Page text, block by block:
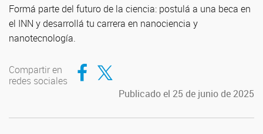
Formá parte del futuro de la ciencia: postulá a una beca en
el INN y desarrollá tu carrera en nanociencia y
nanotecnología.
Compartir en
redes sociales
Compartir en Facebook
Compartir en Twitter
Publicado el 25 de junio de 2025